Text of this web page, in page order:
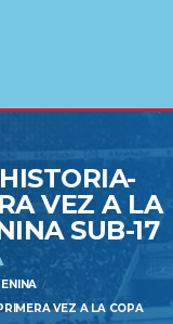
VEZ A LA
SUB-17
VEZ A LA COPA